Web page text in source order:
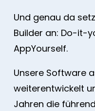
Und genau da
Builder an: Do-it-
AppYourself.
Unsere Software
weiterentwickelt
Jahren die